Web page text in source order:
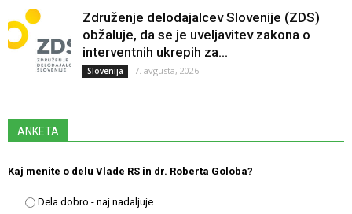
Združenje delodajalcev Slovenije (ZDS)
obžaluje, da se je uveljavitev zakona o
interventnih ukrepih za...
Slovenija 7. avgusta, 2026
ANKETA
Kaj menite o delu Vlade RS in dr. Roberta Goloba?
Dela dobro - naj nadaljuje